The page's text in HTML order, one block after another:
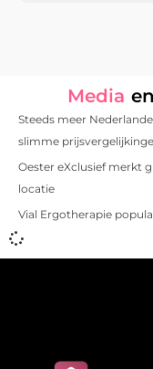
Media
Steeds meer
slimme
Oester eXclusief merkt
locatie
Vial Ergotherapie